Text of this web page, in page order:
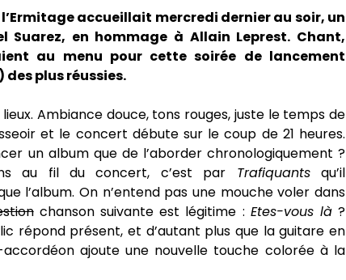
accueillait mercredi dernier au soir, un
Suarez, en hommage à Allain Leprest. Chant,
au menu pour cette soirée de lancement
des plus réussies.
lieux. Ambiance douce, tons rouges, juste le temps de
et le concert débute sur le coup de 21 heures.
un album que de l’aborder chronologiquement ?
au fil du concert, c’est par Trafiquantsqu’il
l’album. On n’entend pas une mouche voler dans
chanson suivante est légitime : Etes-vous là?
répond présent, et d’autant plus que la guitare en
ajoute une nouvelle touche colorée à la